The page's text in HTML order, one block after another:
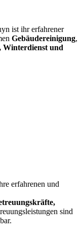
ist ihr erfahrener
Gebäudereinigung,
Winterdienst und
erfahrenen und
sind